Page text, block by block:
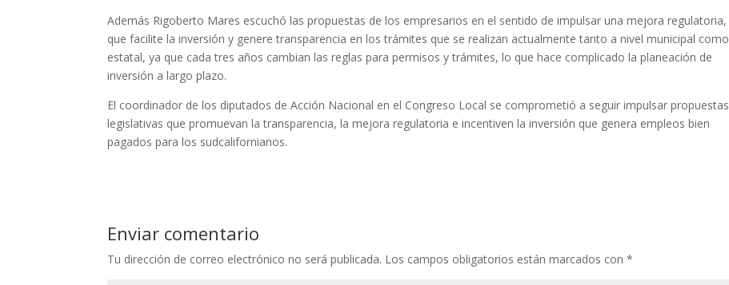
Además Rigoberto Mares escuchó las propuestas de los empresarios en el sentido de impulsar una mejora regulatoria,
que facilite la inversión y genere transparencia en los trámites que se realizan actualmente tanto a nivel municipal como
estatal, ya que cada tres años cambian las reglas para permisos y trámites, lo que hace complicado la planeación de
inversión a largo plazo.
El coordinador de los diputados de Acción Nacional en el Congreso Local se comprometió a seguir impulsar propuestas
legislativas que promuevan la transparencia, la mejora regulatoria e incentiven la inversión que genera empleos bien
pagados para los sudcalifornianos.
Enviar comentario
Tu dirección de correo electrónico no será publicada. Los campos obligatorios están marcados con*